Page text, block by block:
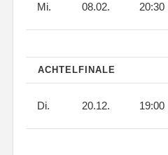
Mi. 08.02. 20:30
ACHTELFINALE
Di. 20.12. 19:00